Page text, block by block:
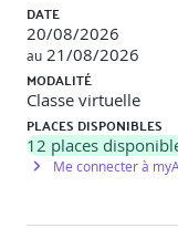
DATE
20/08/2026
au 21/08/2026
MODALITÉ
Classe virtuelle
PLACES DISPONIBLES
12 places
Me connecter à